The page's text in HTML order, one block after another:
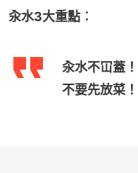
汆水3大重點︰
汆水不冚蓋
不要先放菜！